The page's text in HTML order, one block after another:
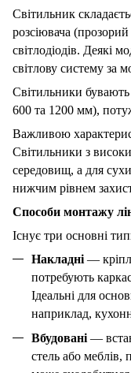
Світильник
розсіювача
світлодіодів. Деякі
світлову систему за
Світильники
600 та 1200 мм),
Важливою
Світильники з
середовищ, а для
нижчим рівнем
Способи монтажу
Існує три основні
Накладні —
потребують
Ідеальні для
наприклад,
Вбудовані —
стель або